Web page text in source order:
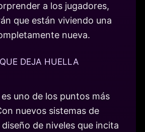
a los jugadores,
que están viviendo una
nueva.
DEJA HUELLA
uno de los puntos más
nuevos sistemas de
de niveles que incita